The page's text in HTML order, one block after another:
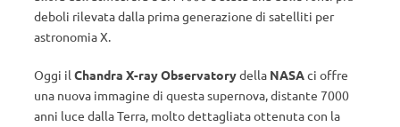
deboli rilevata dalla prima generazione di satelliti per
astronomia X.
Oggi il Chandra X-ray Observatorydella NASAci offre
una nuova immagine di questa supernova, distante 7000
anni luce dalla Terra, molto dettagliata ottenuta con la